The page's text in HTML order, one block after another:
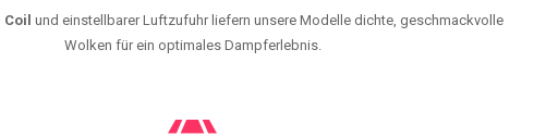
und einstellbarer Luftzufuhr liefern unsere Modelle dichte, geschmackvolle
Wolken für ein optimales Dampferlebnis.